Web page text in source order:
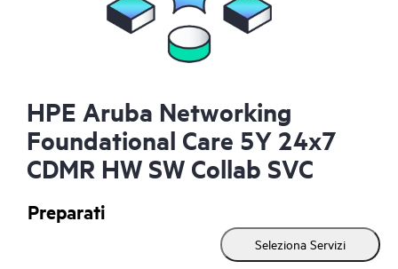
HPE Aruba Networking
Foundational Care 5Y 24x7
CDMR HW SW Collab SVC
Preparati
Seleziona Servizi